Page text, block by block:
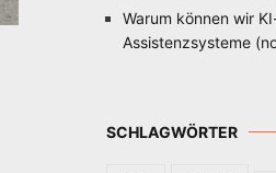
Warum können wir
Assistenzsysteme
SCHLAGWÖRTER